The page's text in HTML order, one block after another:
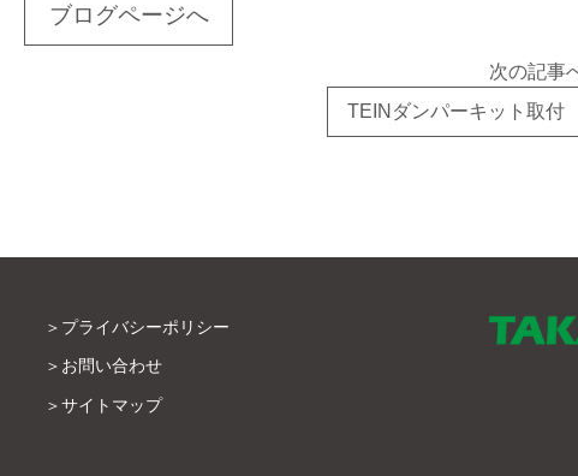
ブログページへ
次の記事
TEINダンパーキット取付
プライバシーポリシー
お問い合わせ
サイトマップ